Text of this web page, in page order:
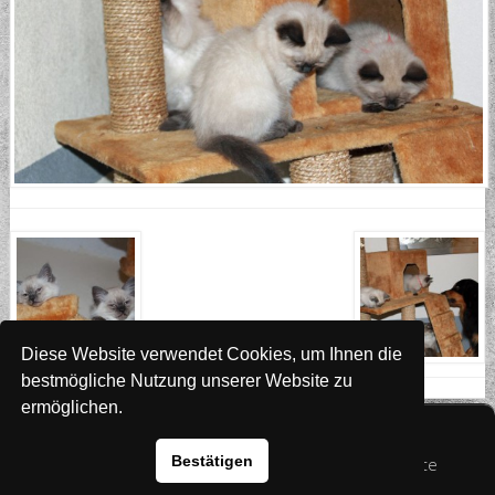
© 2026 Australian Shepherd - Hovawart - Zuchtstätte
Diese Website verwendet Cookies, um Ihnen die
bestmögliche Nutzung unserer Website zu
ermöglichen.
Bestätigen